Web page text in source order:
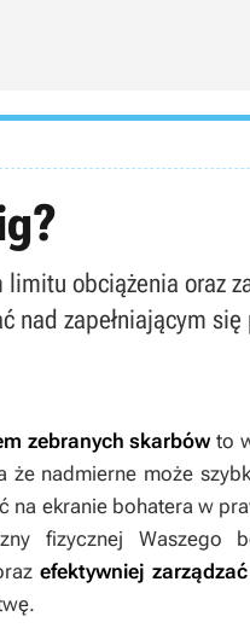
obciążenia oraz
nad zapełniającym
zebranych skarbówto
że nadmierne może
na ekranie bohatera w
fizycznej Waszego
efektywniej